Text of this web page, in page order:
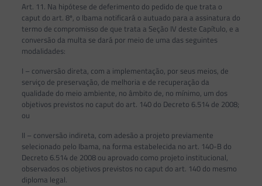
Art. 11. Na hipótese de deferimento do pedido de que trata o
caput do art. 8º, o Ibama notificará o autuado para a assinatura do
termo de compromisso de que trata a Seção IV deste Capítulo, e a
conversão da multa se dará por meio de uma das seguintes
modalidades:
I – conversão direta, com a implementação, por seus meios, de
serviço de preservação, de melhoria e de recuperação da
qualidade do meio ambiente, no âmbito de, no mínimo, um dos
objetivos previstos no caput do art. 140 do Decreto 6.514 de 2008;
ou
II – conversão indireta, com adesão a projeto previamente
selecionado pelo Ibama, na forma estabelecida no art. 140-B do
Decreto 6.514 de 2008 ou aprovado como projeto institucional,
observados os objetivos previstos no caput do art. 140 do mesmo
diploma legal.